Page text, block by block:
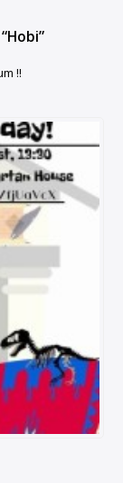
!!